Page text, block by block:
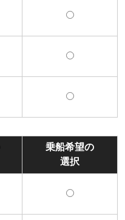
乗船希望の
選択